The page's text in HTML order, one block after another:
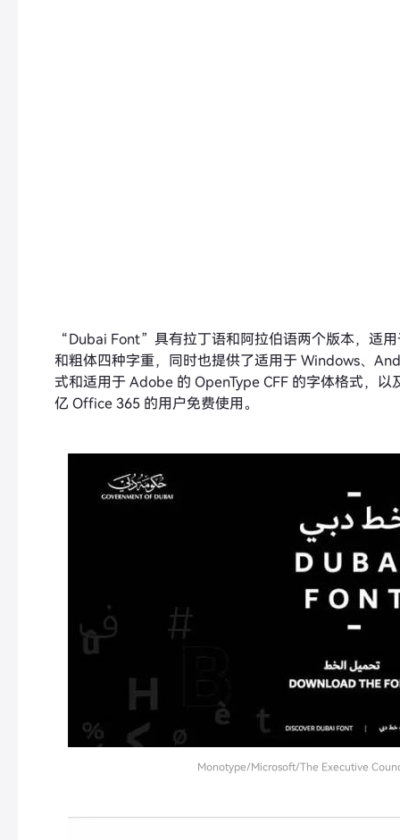
“Dubai Font”具有拉丁语和阿拉伯语两个版本，适
和粗体四种字重，同时也提供了适用于 Windows、
式和适用于 Adobe 的 OpenType CFF 的字体格式，
亿 Office 365 的用户免费使用。
Monotype/Microsoft/The Executive